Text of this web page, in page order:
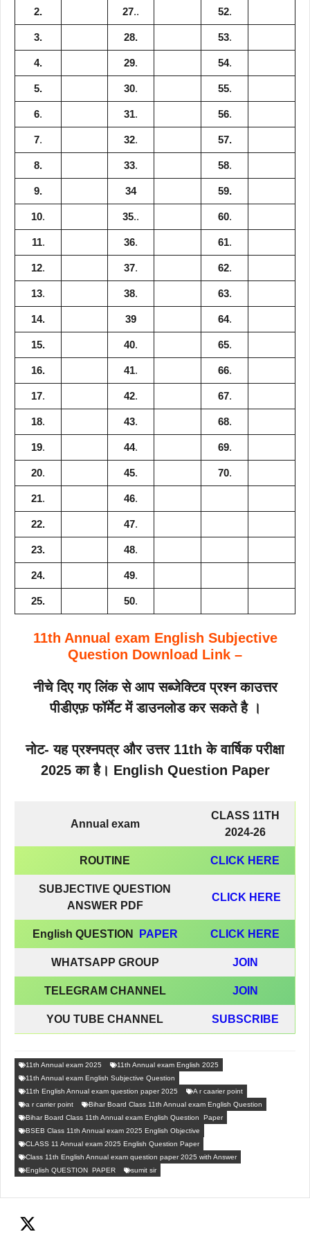
2. 27.. 52.
3. 28. 53.
4. 29. 54.
5. 30. 55.
6. 31. 56.
7. 32. 57.
8. 33. 58.
9. 34 59.
10. 35.. 60.
11. 36. 61.
12. 37. 62.
13. 38. 63.
14. 39 64.
15. 40. 65.
16. 41. 66.
17. 42. 67.
18. 43. 68.
19. 44. 69.
20. 45. 70.
21. 46.
22. 47.
23. 48.
24. 49.
25. 50.
11th Annual exam English Subjective
Question Download Link –
नीचे दिए गए लिंक से आप सब्जेक्टिव प्रश्न काउत्तर
पीडीएफ़ फॉर्मेट में डाउनलोड कर सकते है ।
नोट- यह प्रश्नपत्र और उत्तर 11th के वार्षिक परीक्षा
2025 का है। English Question Paper
Annual exam
CLASS 11TH
2024-26
ROUTINE CLICK HERE
SUBJECTIVE QUESTION
ANSWER PDF
CLICK HERE
English QUESTION PAPER CLICK HERE
WHATSAPP GROUP JOIN
TELEGRAM CHANNEL JOIN
YOU TUBE CHANNEL SUBSCRIBE
11th Annual exam 2025
11th Annual exam English 2025
11th Annual exam English Subjective Question
11th English Annual exam question paper 2025
A r caarier point
a r carrier point
Bihar Board Class 11th Annual exam English Question
Bihar Board Class 11th Annual exam English Question Paper
BSEB Class 11th Annual exam 2025 English Objective
CLASS 11 Annual exam 2025 English Question Paper
Class 11th English Annual exam question paper 2025 with Answer
English QUESTION PAPER
sumit sir